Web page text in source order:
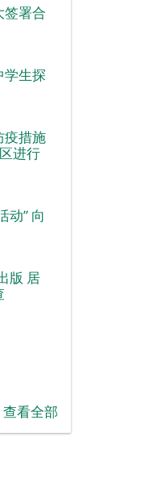
签署合
学生探
疫措施
进行
动” 向
版 居
查看全部